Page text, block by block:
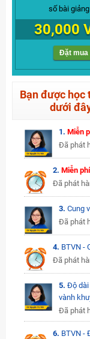
số bài
30,000
Đặt mua
Bạn được học
dưới
1. Miễn
Đã phát
2.Miễn
Đã phát
3. Cung
Đã phát
4. BTVN -
Đã phát
5. Độ dài
vành
Đã phát
6. BTVN -